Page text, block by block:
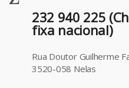
232 940 225
fixa nacional)
Rua Doutor Guilherme
3520-058 Nelas